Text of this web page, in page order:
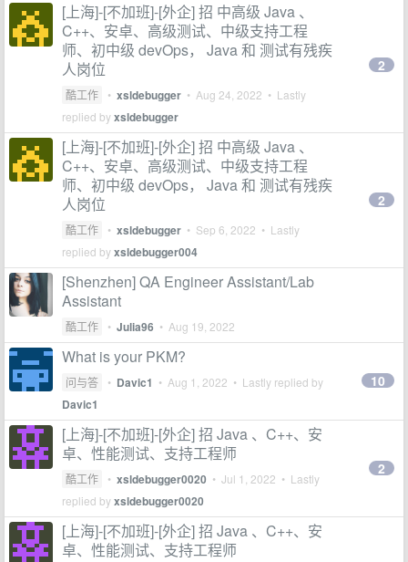
[上海]-[不加班]-[外企] 招 中高级 Java 、
C++、安卓、高级测试、中级支持工程
师、初中级 devOps， Java 和 测试有残疾
人岗位
酷工作 • xsldebugger • Aug 24, 2022 • Lastly
replied byxsldebugger
2
[上海]-[不加班]-[外企] 招 中高级 Java 、
C++、安卓、高级测试、中级支持工程
师、初中级 devOps， Java 和 测试有残疾
人岗位
酷工作 • xsldebugger • Sep 6, 2022 • Lastly
replied byxsldebugger004
2
[Shenzhen] QA Engineer Assistant/Lab
Assistant
酷工作 • Julia96 • Aug 19, 2022
What is your PKM?
问与答 • Davic1 • Aug 1, 2022 • Lastly replied by
Davic1
10
[上海]-[不加班]-[外企] 招 Java 、C++、安
卓、性能测试、支持工程师
酷工作 • xsldebugger0020 • Jul 1, 2022 • Lastly
replied byxsldebugger0020
2
[上海]-[不加班]-[外企] 招 Java 、C++、安
卓、性能测试、支持工程师